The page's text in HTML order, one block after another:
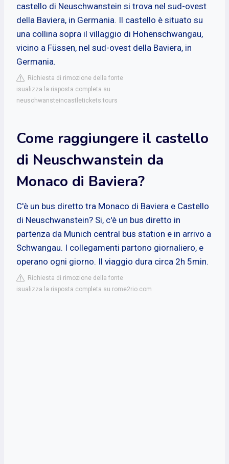
castello di Neuschwanstein si trova nel sud-ovest
della Baviera, in Germania. Il castello è situato su
una collina sopra il villaggio di Hohenschwangau,
vicino a Füssen, nel sud-ovest della Baviera, in
Germania.
Richiesta di rimozione della fonte
isualizza la risposta completa su
neuschwansteincastletickets.tours
Come raggiungere il castello
di Neuschwanstein da
Monaco di Baviera?
C'è un bus diretto tra Monaco di Baviera e Castello
di Neuschwanstein? Si, c'è un bus diretto in
partenza da Munich central bus station e in arrivo a
Schwangau. I collegamenti partono giornaliero, e
operano ogni giorno. Il viaggio dura circa 2h 5min.
Richiesta di rimozione della fonte
isualizza la risposta completa su rome2rio.com